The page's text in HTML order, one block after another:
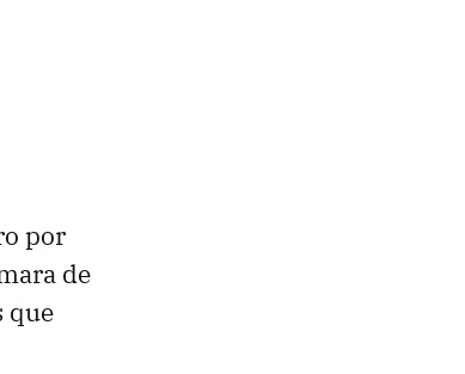
por
de
que